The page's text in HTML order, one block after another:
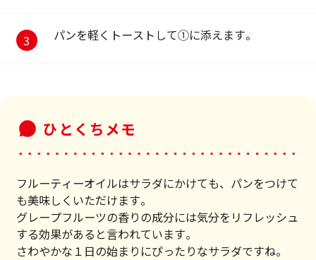
パンを軽くトーストして①に添えます。
ひとくちメモ
フルーティーオイルはサラダにかけても、パンをつけて
も美味しくいただけます。
グレープフルーツの香りの成分には気分をリフレッシュ
する効果があると言われています。
さわやかな１日の始まりにぴったりなサラダですね。